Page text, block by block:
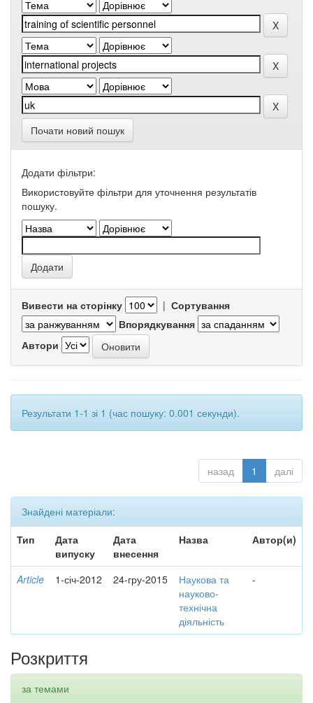
Почати новий пошук
Додати фільтри:
Використовуйте фільтри для уточнення результатів
пошуку.
Вивести на сторінку | Сортування
Впорядкування
Автори
Результати 1-1 зі 1 (час пошуку: 0.001 секунди).
назад 1 далі
Знайдені матеріали:
Тип
Дата
випуску
Дата
внесення
Назва Автор(и)
Article 1-січ-2012 24-гру-2015
Наукова та
науково-
технічна
діяльність
-
Розкриття
за темами